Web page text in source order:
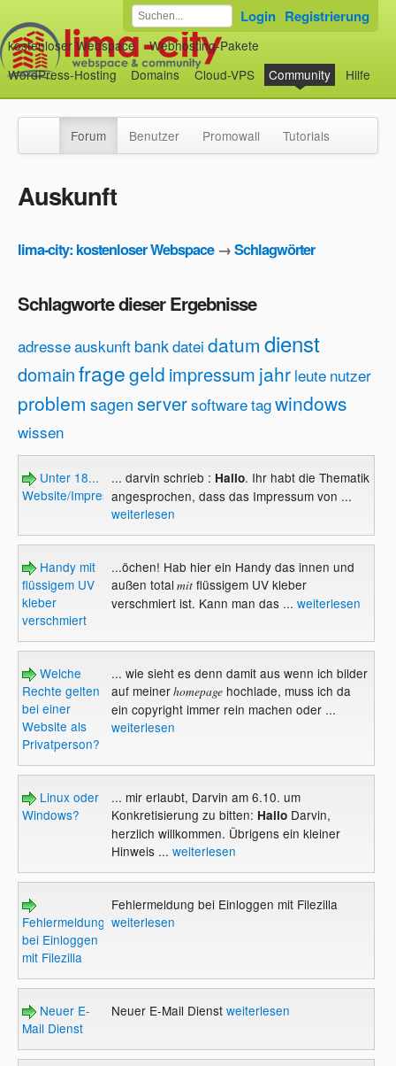
kostenloser Webspace
Webhosting-Pakete
WordPress-Hosting
Domains Cloud-VPS Community Hilfe
Login Registrierung
Forum Benutzer Promowall Tutorials
Auskunft
lima-city: kostenloser Webspace→Schlagwörter
Schlagworte dieser Ergebnisse
adresseauskunft bankdatei datum dienst
domainfragegeld impressum jahr leute nutzer
problem sagenserversoftwaretagwindows
wissen
Unter 18...
Website/Impressum
... darvin schrieb : Hallo. Ihr habt die Thematik
angesprochen, dass das Impressum von ...
weiterlesen
Handy mit
flüssigem UV
kleber
verschmiert
...öchen! Hab hier ein Handy das innen und
außen total mitflüssigem UV kleber
verschmiert ist. Kann man das ... weiterlesen
Welche
Rechte gelten
bei einer
Website als
Privatperson?
... wie sieht es denn damit aus wenn ich bilder
auf meinerhomepagehochlade, muss ich da
ein copyright immer rein machen oder ...
weiterlesen
Linux oder
Windows?
... mir erlaubt, Darvin am 6.10. um
Konkretisierung zu bitten: HalloDarvin,
herzlich willkommen. Übrigens ein kleiner
Hinweis ... weiterlesen
Fehlermeldung
bei Einloggen
mit Filezilla
Fehlermeldung bei Einloggen mit Filezilla
weiterlesen
Neuer E-
Mail Dienst
Neuer E-Mail Dienst weiterlesen